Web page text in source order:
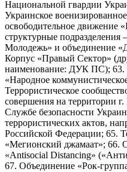
Национальной гвардии
Украинское
освободительное движение
структурные подразделения
Молодежь» и объединение
Корпус «Правый Сектор»
наименование: ДУК ПС); 63.
«Народное
Террористическое
совершения на территории
Службе безопасности
террористических актов,
Российской Федерации; 65.
«Мегионский джамаат»; 66.
«Antisocial Distancing»
67. Объединение «Рок-